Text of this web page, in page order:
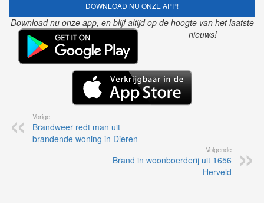
DOWNLOAD NU ONZE APP!
Download nu onze app, en blijf altijd op de hoogte van het laatste
nieuws!
Vorige
Brandweer redt man uit
brandende woning in Dieren
Volgende
Brand in woonboerderij uit 1656
Herveld